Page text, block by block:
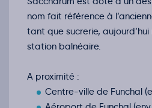
Ven.
nov.
814€/pers
Sam.
nov.
814€/pers
nov.
Lun.
772€/pers
nom fait référence à
tant que sucrerie,
station balnéaire.
A proximité :
Centre-ville de Funchal